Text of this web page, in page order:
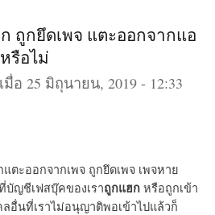
ถูกยึดเพจ แตะออกจากแอ
รือไม่
เมื่อ 25 มิถุนายน, 2019 - 12:33
แตะออกจากเพจ ถูกยึดเพจ เพจหาย
บัญชีเฟสบุ๊คของเราถูกแฮก หรือถูกเข้า
อื่นที่เราไม่อนุญาติพอเข้าไปแล้วก็